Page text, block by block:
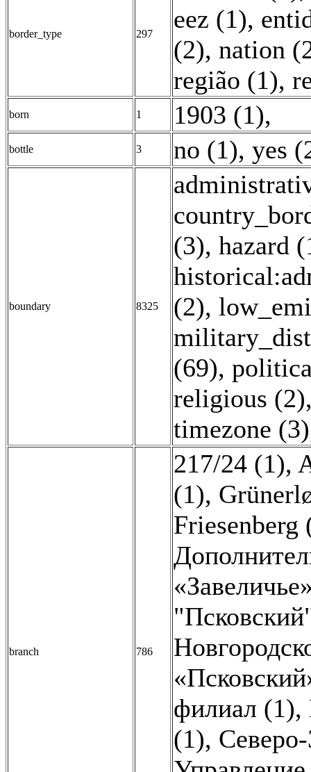
border_type 297
eez (1),
(2), nation
região (1),
born 1 1903 (1),
bottle 3 no (1), yes
boundary 8325
(3), hazard
(2),
(69),
religious (2)
timezone (3)
branch 786
217/24 (1),
(1),
Friesenberg
филиал (1),
(1),